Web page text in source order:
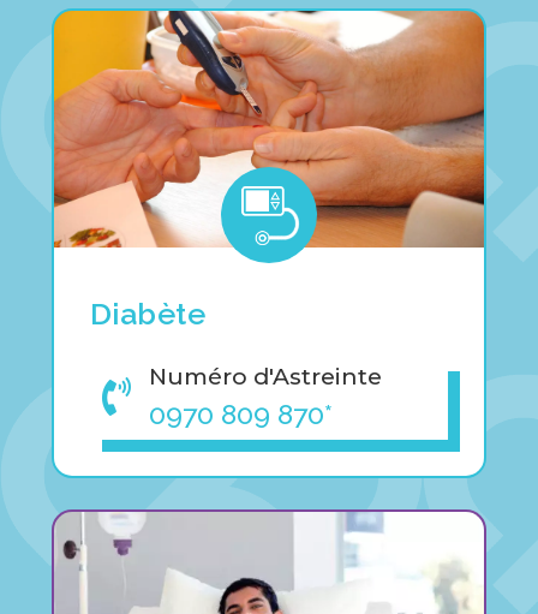
Diabète

Numéro d'Astreinte
0970 809 870*